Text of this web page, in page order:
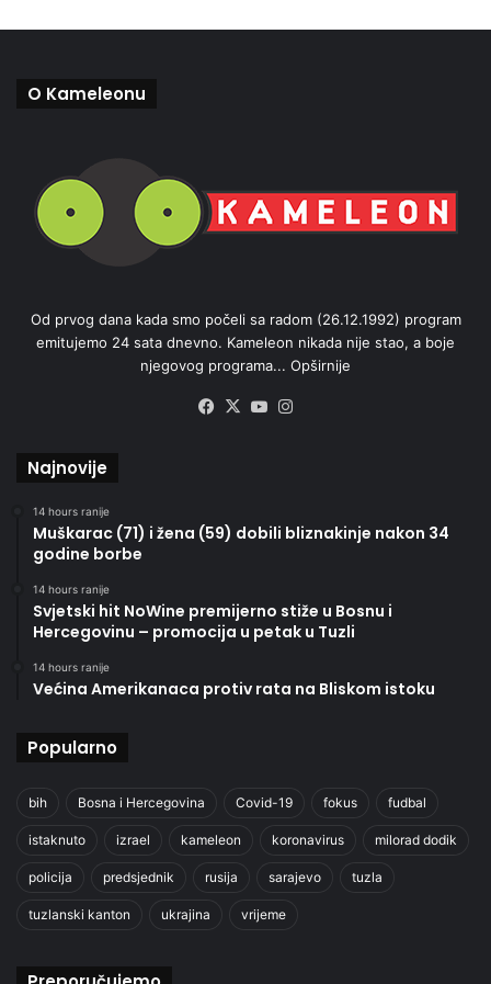
O Kameleonu
Od prvog dana kada smo počeli sa radom (26.12.1992) program
emitujemo 24 sata dnevno. Kameleon nikada nije stao, a boje
njegovog programa... Opširnije
Facebook
X YouTube
Najnovije
14 hours ranije
Muškarac (71) i žena (59) dobili bliznakinje nakon 34
godine borbe
14 hours ranije
Svjetski hit NoWine premijerno stiže u Bosnu i
Hercegovinu – promocija u petak u Tuzli
14 hours ranije
Većina Amerikanaca protiv rata na Bliskom istoku
Popularno
bih Bosna i Hercegovina Covid-19 fokus fudbal
istaknuto izrael kameleon koronavirus milorad dodik
policija predsjednik rusija sarajevo tuzla
tuzlanski kanton ukrajina vrijeme